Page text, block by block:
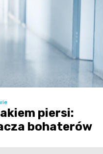
piersi:
bohaterów